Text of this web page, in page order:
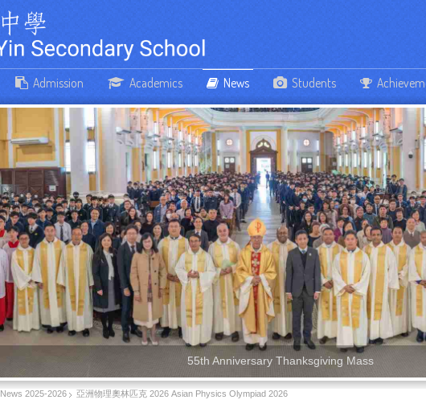
Admission Academics News Students
55th Anniversary Thanksgiving Mass
News 2025-2026 亞洲物理奧林匹克 2026 Asian Physics Olympiad 2026